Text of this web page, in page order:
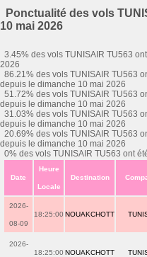
Ponctualité des vols
10 mai 2026
3.45% des vols TUNISAIR TU563
2026
86.21% des vols TUNISAIR TU563
depuis le dimanche 10 mai 2026
51.72% des vols TUNISAIR TU563
depuis le dimanche 10 mai 2026
31.03% des vols TUNISAIR TU563
depuis le dimanche 10 mai 2026
20.69% des vols TUNISAIR TU563
depuis le dimanche 10 mai 2026
0% des vols TUNISAIR TU563 ont
Date
Heure
Locale
Destination
2026-
08-09
18:25:00 NOUAKCHOTT
2026-
18:25:00 NOUAKCHOTT